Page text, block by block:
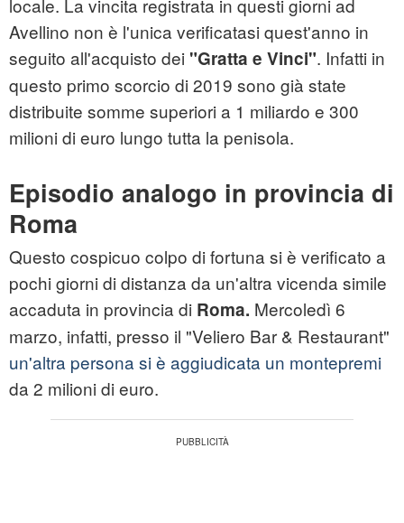
locale. La vincita registrata in questi giorni ad
Avellino non è l'unica verificatasi quest'anno in
seguito all'acquisto dei "Gratta e Vinci". Infatti in
questo primo scorcio di 2019 sono già state
distribuite somme superiori a 1 miliardo e 300
milioni di euro lungo tutta la penisola.
Episodio analogo in provincia di
Roma
Questo cospicuo colpo di fortuna si è verificato a
pochi giorni di distanza da un'altra vicenda simile
accaduta in provincia di Roma. Mercoledì 6
marzo, infatti, presso il "Veliero Bar & Restaurant"
un'altra persona si è aggiudicata un montepremi
da 2 milioni di euro.